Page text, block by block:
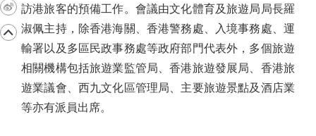
訪港旅客的預備工作。會議由文化體育及旅遊局局長羅
淑佩主持，除香港海關、香港警務處、入境事務處、運
輸署以及多區民政事務處等政府部門代表外，多個旅遊
相關機構包括旅遊業監管局、香港旅遊發展局、香港旅
遊業議會、西九文化區管理局、主要旅遊景點及酒店業
等亦有派員出席。